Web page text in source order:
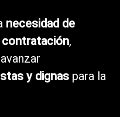
necesidad de
,
y dignas para la